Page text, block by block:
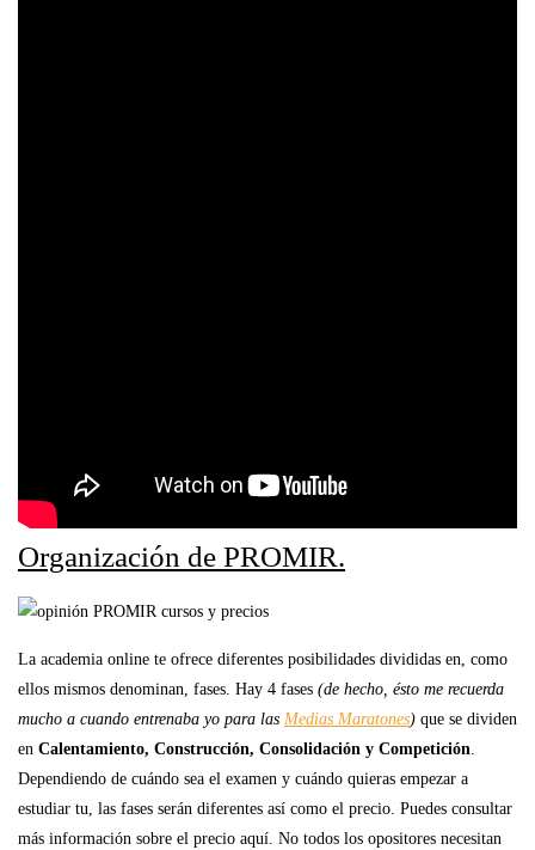
Organización de PROMIR.
La academia online te ofrece diferentes posibilidades divididas en, como
ellos mismos denominan, fases. Hay 4 fases (de hecho, ésto me recuerda
mucho a cuando entrenaba yo para las Medias Maratones) que se dividen
en Calentamiento, Construcción, Consolidación y Competición.
Dependiendo de cuándo sea el examen y cuándo quieras empezar a
estudiar tu, las fases serán diferentes así como el precio. Puedes consultar
más información sobre el precio aquí. No todos los opositores necesitan